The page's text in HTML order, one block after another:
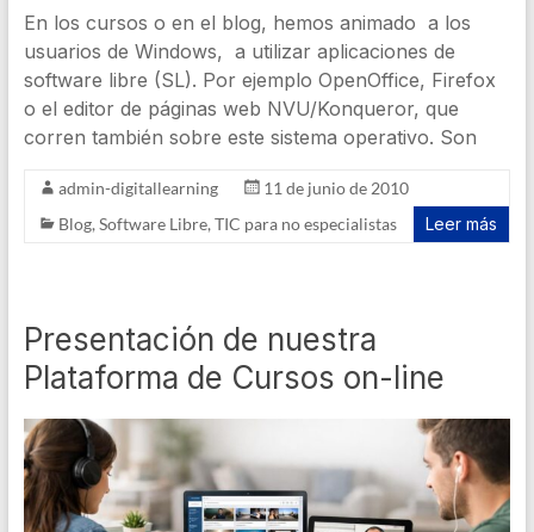
En los cursos o en el blog, hemos animado a los
usuarios de Windows, a utilizar aplicaciones de
software libre (SL). Por ejemplo OpenOffice, Firefox
o el editor de páginas web NVU/Konqueror, que
corren también sobre este sistema operativo. Son
admin-digitallearning
11 de junio de 2010
Blog, Software Libre, TIC para no especialistas Leer más
Presentación de nuestra
Plataforma de Cursos on-line